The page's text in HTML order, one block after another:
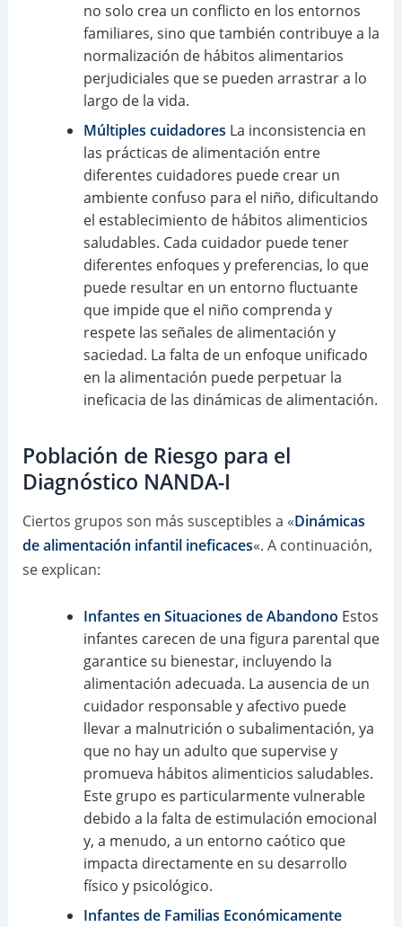
no solo crea un conflicto en los entornos
familiares, sino que también contribuye a la
normalización de hábitos alimentarios
perjudiciales que se pueden arrastrar a lo
largo de la vida.
Múltiples cuidadores La inconsistencia en
las prácticas de alimentación entre
diferentes cuidadores puede crear un
ambiente confuso para el niño, dificultando
el establecimiento de hábitos alimenticios
saludables. Cada cuidador puede tener
diferentes enfoques y preferencias, lo que
puede resultar en un entorno fluctuante
que impide que el niño comprenda y
respete las señales de alimentación y
saciedad. La falta de un enfoque unificado
en la alimentación puede perpetuar la
ineficacia de las dinámicas de alimentación.
Población de Riesgo para el
Diagnóstico NANDA-I
Ciertos grupos son más susceptibles a «Dinámicas
de alimentación infantil ineficaces«. A continuación,
se explican:
Infantes en Situaciones de Abandono Estos
infantes carecen de una figura parental que
garantice su bienestar, incluyendo la
alimentación adecuada. La ausencia de un
cuidador responsable y afectivo puede
llevar a malnutrición o subalimentación, ya
que no hay un adulto que supervise y
promueva hábitos alimenticios saludables.
Este grupo es particularmente vulnerable
debido a la falta de estimulación emocional
y, a menudo, a un entorno caótico que
impacta directamente en su desarrollo
físico y psicológico.
Infantes de Familias Económicamente